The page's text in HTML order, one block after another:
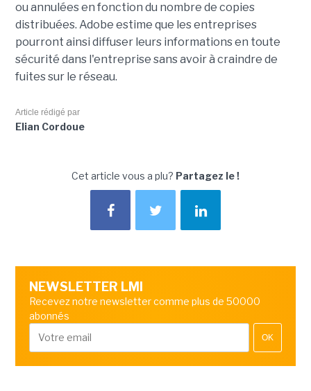
ou annulées en fonction du nombre de copies
distribuées. Adobe estime que les entreprises
pourront ainsi diffuser leurs informations en toute
sécurité dans l'entreprise sans avoir à craindre de
fuites sur le réseau.
Article rédigé par
Elian Cordoue
Cet article vous a plu? Partagez le !
NEWSLETTER LMI
Recevez notre newsletter comme plus de 50000
abonnés
OK